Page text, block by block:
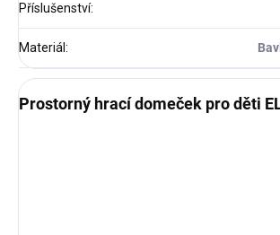
Příslušenství:
Materiál:
Prostorný hrací domeček pro děti